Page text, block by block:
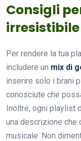
Consigli
irresistibile
Per rendere la tua
includere un mix di
inserire solo i brani
conosciute che
Inoltre, ogni playlist
una descrizione che
musicale. Non